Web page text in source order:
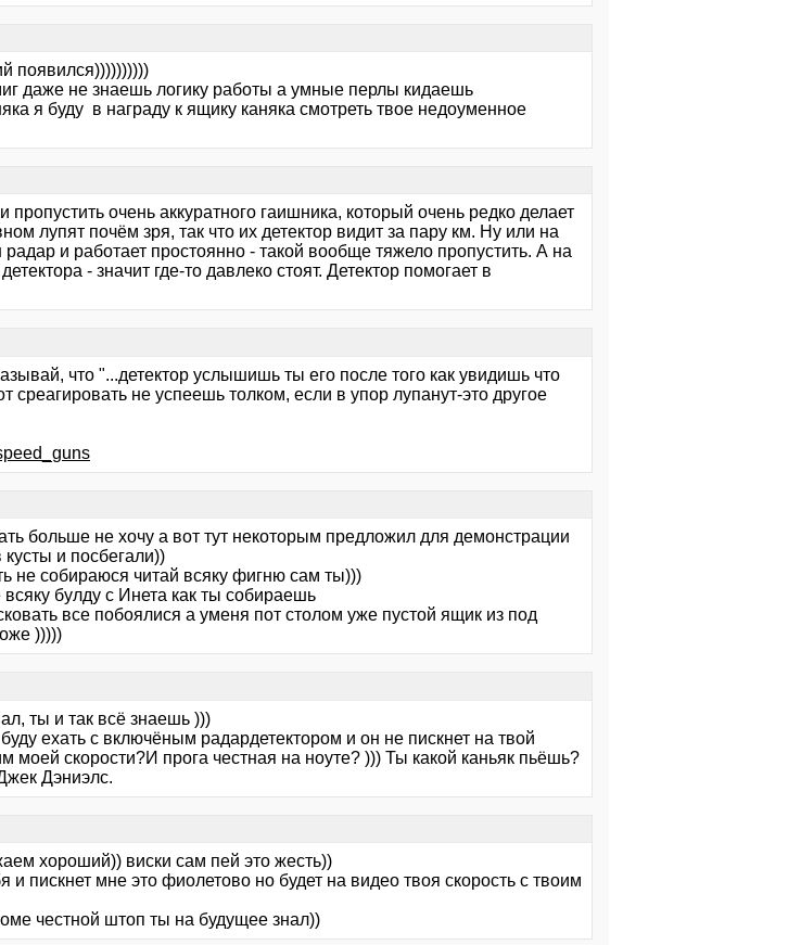
появился))))))))))
даже не знаешь логику работы а умные перлы кидаешь
я буду в награду к ящику каняка смотреть твое недоуменное
очень аккуратного гаишника, который очень редко делает
лупят почём зря, так что их детектор видит за пару км. Ну или на
радар и работает простоянно - такой вообще тяжело пропустить. А на
- значит где-то давлеко стоят. Детектор помогает в
что "...детектор услышишь ты его после того как увидишь что
среагировать не успеешь толком, если в упор лупанут-это другое
больше не хочу а вот тут некоторым предложил для демонстрации
кусты и посбегали))
не собираюся читай всяку фигню сам ты)))
булду с Инета как ты собираешь
все побоялися а уменя пот столом уже пустой ящик из под
)))))
ты и так всё знаешь )))
ехать с включёным радардетектором и он не пискнет на твой
моей скорости?И прога честная на ноуте? ))) Ты какой каньяк пьёшь?
Дэниэлс.
хороший)) виски сам пей это жесть))
и пискнет мне это фиолетово но будет на видео твоя скорость с твоим
честной штоп ты на будущее знал))